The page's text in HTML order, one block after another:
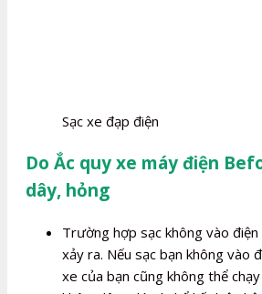
Sạc xe đạp điện
Do Ắc quy xe máy điện
dây, hỏng
Trường hợp sạc không vào
xảy ra. Nếu sạc bạn không vào
xe của bạn cũng không thể